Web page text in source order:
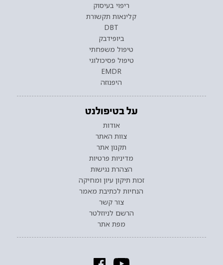
ריפוי בעיסוק
קלינאות תקשורת
DBT
ביופידבק
טיפול משפחתי
טיפול פסיכולוגי
EMDR
היפנוזה
על בטיפולנט
אודות
צוות האתר
תקנון אתר
מדיניות פרטיות
הצהרת נגישות
זכות תיקון עיון ומחיקה
הנחיות לכתיבת מאמר
צור קשר
הרשם לניוזלטר
מפת אתר